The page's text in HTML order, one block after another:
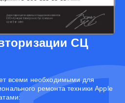
СЦ
всеми необходимыми для
ремонта техники Apple